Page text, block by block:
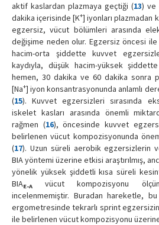
aktif kaslardan plazmaya geçtiği (13) ve
dakika içerisinde [K+] iyonları plazmadan
egzersiz, vücut bölümleri arasında
değişime neden olur. Egzersiz öncesi ile
hacim-orta şiddette kuvvet
kaydıyla, düşük hacim-yüksek
hemen, 30 dakika ve 60 dakika sonra
[Na+] iyon konsantrasyonunda anlamlı
(15). Kuvvet egzersizleri sırasında
iskelet kasları arasında önemli
rağmen (16), öncesinde kuvvet
belirlenen vücut kompozisyonunda
(17). Uzun süreli aerobik egzersizlerin
BIA yöntemi üzerine etkisi araştırılmış,
yönelik yüksek şiddetli kısa süreli
BIAE-A
vücut kompozisyonu
incelenmemiştir. Buradan hareketle, bu
ergometresinde tekrarlı sprint
ile belirlenen vücut kompozisyonu